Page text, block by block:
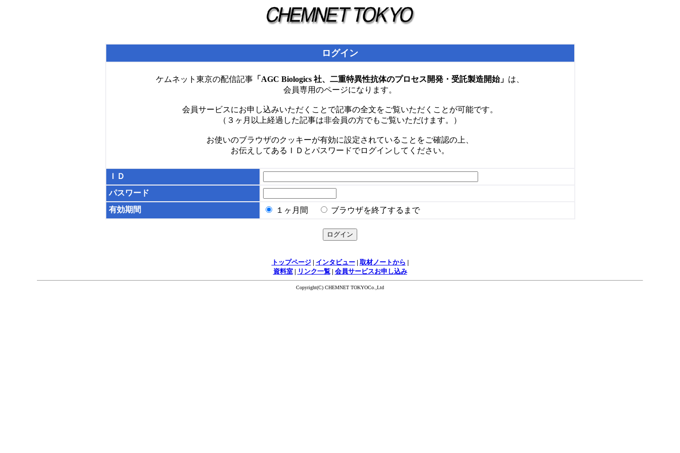
ログイン
ケムネット東京の配信記事 「AGC Biologics 社、二重特異性抗体のプロセス開発・受託製造開始」 は、
会員専用のページになります。
会員サービスにお申し込みいただくことで記事の全文をご覧いただくことが可能です。
（３ヶ月以上経過した記事は非会員の方でもご覧いただけます。）
お使いのブラウザのクッキーが有効に設定されていることをご確認の上、
お伝えしてあるＩＤとパスワードでログインしてください。
ＩＤ
パスワード
有効期間
１ヶ月間 ブラウザを終了するまで
トップページ| インタビュー| 取材ノートから |
資料室| リンク一覧| 会員サービスお申し込み
Copyright(C) CHEMNET TOKYOCo.,Ltd